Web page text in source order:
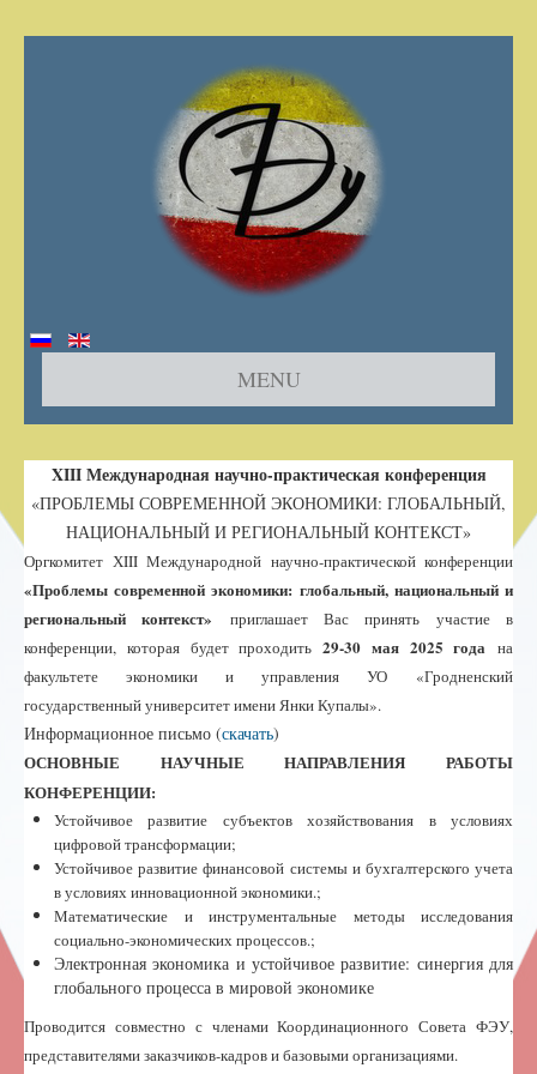
MENU
О конференции
Программный комитет
Организационный комитет
Регистрация
Правила участия
Важные даты
Инструкция по оформлению
Оплата
Контакты
XIIIМеждународная научно-практическая конференция
«ПРОБЛЕМЫ СОВРЕМЕННОЙ ЭКОНОМИКИ: ГЛОБАЛЬНЫЙ,
НАЦИОНАЛЬНЫЙ И РЕГИОНАЛЬНЫЙ КОНТЕКСТ»
Оргкомитет ХIII Международной научно-практической конференции
«Проблемы современной экономики: глобальный, национальный и
региональный контекст»
приглашает Вас принять участие в
конференции, которая будет проходить 29-30 мая 2025 года на
факультете экономики и управления УО «Гродненский
государственныйуниверситет имени Янки Купалы».
Информационное письмо (скачать)
ОСНОВНЫЕ НАУЧНЫЕ НАПРАВЛЕНИЯ РАБОТЫ
КОНФЕРЕНЦИИ:
Устойчивое развитие субъектов хозяйствования в условиях
цифровой трансформации;
Устойчивое развитие финансовой системы и бухгалтерского учета
в условиях инновационной экономики.;
Математические и инструментальные методы исследования
социально-экономических процессов.;
Электронная экономика и устойчивое развитие: синергия для
глобального процесса в мировой экономике
Проводится совместно с членами Координационного Совета ФЭУ,
представителями заказчиков-кадров и базовыми организациями.